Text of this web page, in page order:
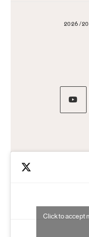
Click to accept